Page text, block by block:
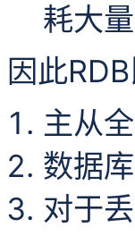
耗大
因此
主从
数据
对于